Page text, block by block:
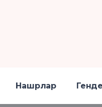
Нашрлар